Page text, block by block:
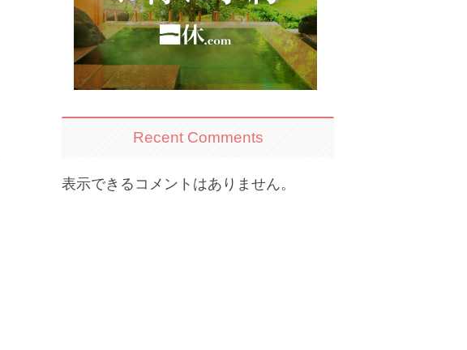
Recent Comments
表示できるコメントはありません。